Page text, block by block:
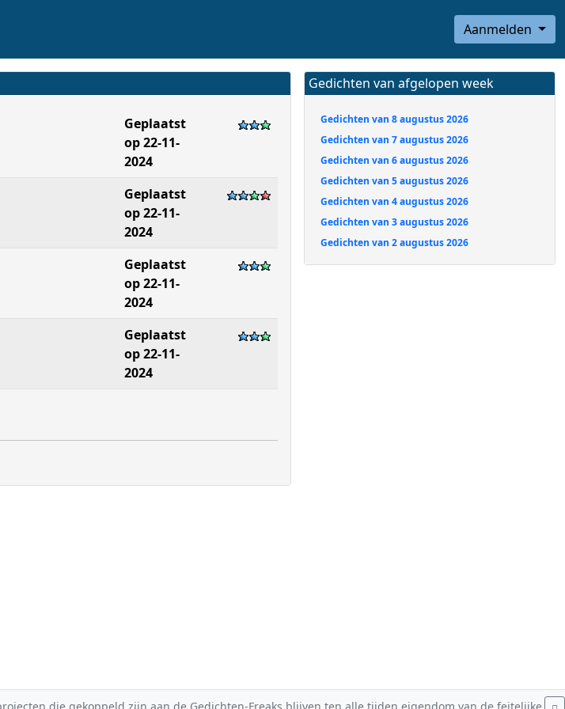
Aanmelden
Geplaatst
op 22-11-
2024
Geplaatst
op 22-11-
2024
Geplaatst
op 22-11-
2024
Geplaatst
op 22-11-
2024
Gedichten van afgelopen week
Gedichten van 8 augustus 2026
Gedichten van 7 augustus 2026
Gedichten van 6 augustus 2026
Gedichten van 5 augustus 2026
Gedichten van 4 augustus 2026
Gedichten van 3 augustus 2026
Gedichten van 2 augustus 2026